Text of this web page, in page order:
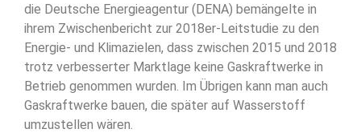
die Deutsche Energieagentur (DENA) bemängelte in
ihrem Zwischenbericht zur 2018er-Leitstudie zu den
Energie- und Klimazielen, dass zwischen 2015 und 2018
trotz verbesserter Marktlage keine Gaskraftwerke in
Betrieb genommen wurden. Im Übrigen kann man auch
Gaskraftwerke bauen, die später auf Wasserstoff
umzustellen wären.